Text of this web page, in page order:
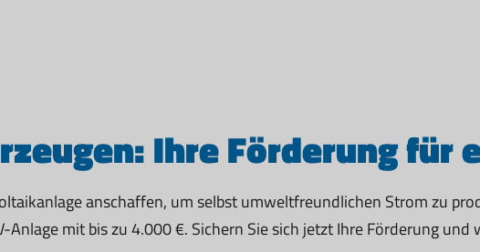
Ihre Förderung für
anschaffen, um selbst umweltfreundlichen Strom zu
mit bis zu 4.000 €. Sichern Sie sich jetzt Ihre Förderung und